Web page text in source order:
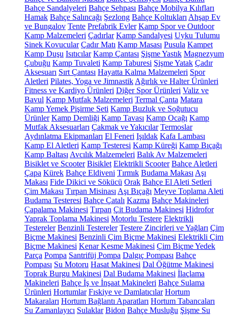
Bahçe Sandalyeleri Bahçe Sehpası Bahçe Mobilya Kılıfları
Hamak Bahçe Salıncağı Şezlong Bahçe Koltukları Ahşap Ev
ve Bungalov Tente Prefabrik Evler Kamp Spor ve Outdoor
Kamp Malzemeleri Çadırlar Kamp Sandalyesi Uyku Tulumu
Sinek Kovucular Çadır Matı Kamp Masası Pusula Kampet
Kamp Duşu Isıtıcılar Kamp Çantası Şişme Yastık Magnezyum
Çubuğu Kamp Tuvaleti Kamp Taburesi Şişme Yatak Çadır
Aksesuarı Sırt Çantası Hayatta Kalma Malzemeleri Spor
Aletleri Pilates, Yoga ve Jimnastik Ağırlık ve Halter Ürünleri
Fitness ve Kardiyo Ürünleri Diğer Spor Ürünleri Valiz ve
Bavul Kamp Mutfak Malzemeleri Termal Çanta Matara
Kamp Yemek Pişirme Seti Kamp Buzluk ve Soğutucu
Ürünler Kamp Demliği Kamp Tavası Kamp Ocağı Kamp
Mutfak Aksesuarları Çakmak ve Yakıcılar Termoslar
Aydınlatma Ekipmanları El Feneri Işıldak Kafa Lambası
Kamp El Aletleri Kamp Testeresi Kamp Küreği Kamp Bıçağı
Kamp Baltası Avcılık Malzemeleri Balık Av Malzemeleri
Bisiklet ve Scooter Bisiklet Elektrikli Scooter Bahçe Aletleri
Çapa Kürek Bahçe Eldiveni Tırmık Budama Makası Aşı
Makası Fide Dikici ve Sökücü Orak Bahçe El Aleti Setleri
Çim Makası Tırpan Misinası Aşı Bıçağı Meyve Toplama Aleti
Budama Testeresi Bahçe Çatalı Kazma Bahçe Makineleri
Çapalama Makinesi Tırpan Çit Budama Makinesi Hidrofor
Yaprak Toplama Makinesi Motorlu Testere Elektrikli
Testereler Benzinli Testereler Testere Zincirleri ve Yağları Çim
Biçme Makinesi Benzinli Çim Biçme Makinesi Elektrikli Çim
Biçme Makinesi Kenar Kesme Makinesi Çim Biçme Yedek
Parça Pompa Santrifüj Pompa Dalgıç Pompası Bahçe
Pompası Su Motoru Hasat Makinesi Dal Öğütme Makinesi
Toprak Burgu Makinesi Dal Budama Makinesi İlaçlama
Makineleri Bahçe İş ve İnşaat Makineleri Bahçe Sulama
Ürünleri Hortumlar Fıskiye ve Damlatıcılar Hortum
Makaraları Hortum Bağlantı Aparatları Hortum Tabancaları
Su Zamanlayıcı Sulaklar Bidon Bahçe Musluğu Şişme Su